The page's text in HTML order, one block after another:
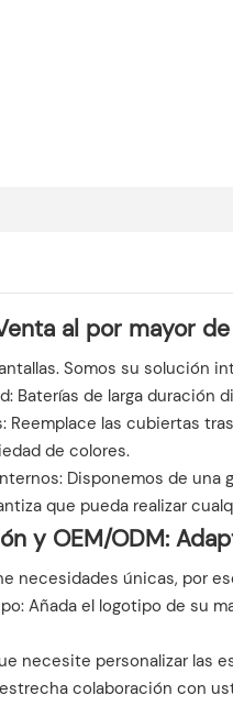
al por mayor
Somos su solución
Baterías de larga duración
Reemplace las cubiertas
de colores.
Disponemos de una
que pueda realizar
y OEM/ODM:
necesidades únicas, por
Añada el logotipo de su
necesite personalizar
colaboración con